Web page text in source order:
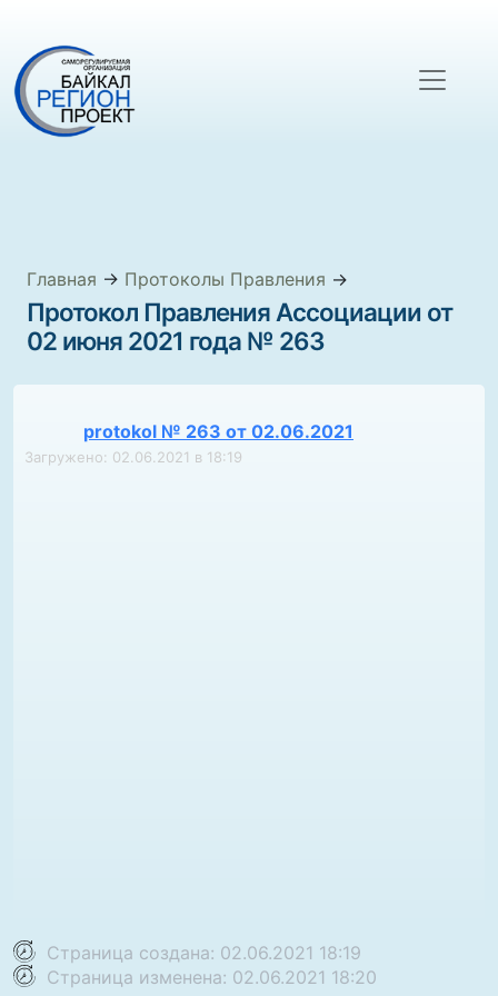
Главная → Протоколы Правления →
Протокол Правления Ассоциации от
02 июня 2021 года № 263
protokol № 263 от 02.06.2021
Загружено: 02.06.2021 в 18:19
Страница создана: 02.06.2021 18:19
Страница изменена: 02.06.2021 18:20